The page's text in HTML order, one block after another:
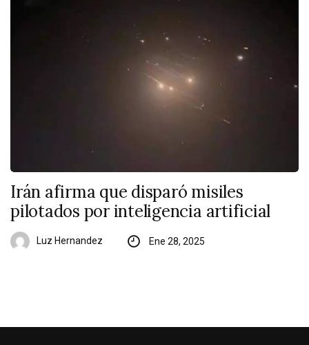
Irán afirma que disparó misiles
pilotados por inteligencia artificial
Luz Hernandez Ene 28, 2025